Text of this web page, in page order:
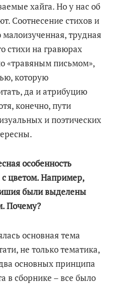
хайга. Но у нас об
Соотнесение стихов и
трудная
стихи на гравюрах
«травяным письмом»,
которую
да и атрибуцию
конечно, пути
и поэтических
особенность
с цветом. Например,
были выделены
Почему?
основная тема
не только тематика,
основных принципа
в сборнике – все было